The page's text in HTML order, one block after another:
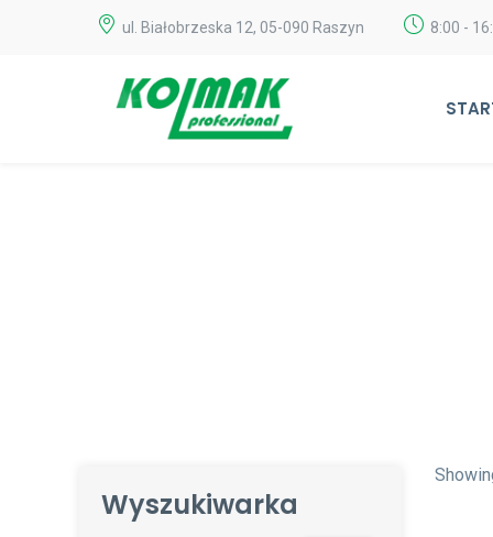
ul. Białobrzeska 12, 05-090 Raszyn 8:00 -
Wyszukiwarka